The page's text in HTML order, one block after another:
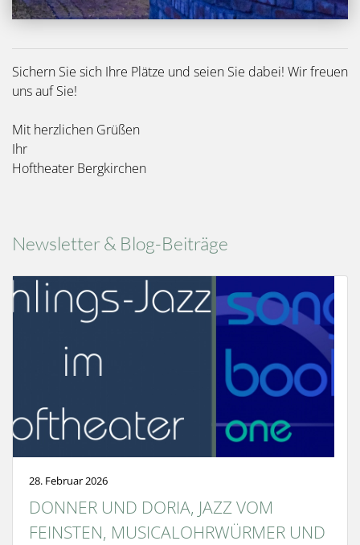
Sichern Sie sich Ihre Plätze und seien Sie dabei! Wir freuen
uns auf Sie!
Mit herzlichen Grüßen
Ihr
Hoftheater Bergkirchen
Newsletter & Blog-Beiträge
28. Februar 2026
DONNER UND DORIA, JAZZ VOM
FEINSTEN, MUSICALOHRWÜRMER UND